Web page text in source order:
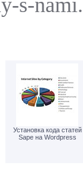
Установка кода статей
Sape на Wordpress